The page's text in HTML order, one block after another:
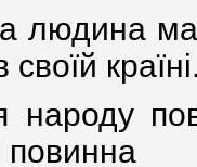
людина
країні.
народу